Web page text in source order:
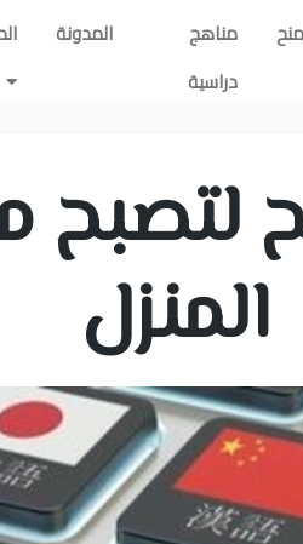
منح
مناهج
دراسية
المدونة
لتصبح
المنزل